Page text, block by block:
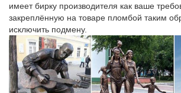
Продам интересный брак монет – в
фарфоровые статуэтки в Чебоксарах.
и хорошем сост. все что на фото есть
Фигурки животных Schleich – купить в
Купите фигурки животных Schleich с
имеет бирку производителя как ваше
закреплённую на товаре пломбой таким
исключить подмену.